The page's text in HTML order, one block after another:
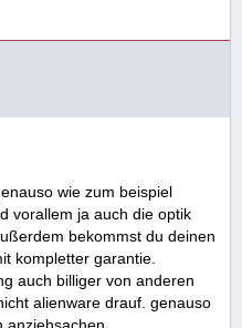
wie zum beispiel
vorallem ja auch die optik
bekommst du deinen
kompletter garantie.
auch billiger von anderen
alienware drauf. genauso